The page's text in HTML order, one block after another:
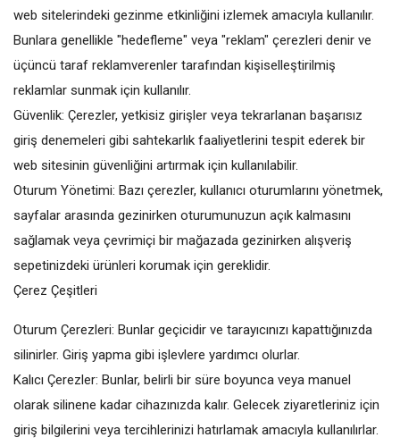
web sitelerindeki gezinme etkinliğini izlemek amacıyla kullanılır.
Bunlara genellikle "hedefleme" veya "reklam" çerezleri denir ve
üçüncü taraf reklamverenler tarafından kişiselleştirilmiş
reklamlar sunmak için kullanılır.
Güvenlik: Çerezler, yetkisiz girişler veya tekrarlanan başarısız
giriş denemeleri gibi sahtekarlık faaliyetlerini tespit ederek bir
web sitesinin güvenliğini artırmak için kullanılabilir.
Oturum Yönetimi: Bazı çerezler, kullanıcı oturumlarını yönetmek,
sayfalar arasında gezinirken oturumunuzun açık kalmasını
sağlamak veya çevrimiçi bir mağazada gezinirken alışveriş
sepetinizdeki ürünleri korumak için gereklidir.
Çerez Çeşitleri
Oturum Çerezleri: Bunlar geçicidir ve tarayıcınızı kapattığınızda
silinirler. Giriş yapma gibi işlevlere yardımcı olurlar.
Kalıcı Çerezler: Bunlar, belirli bir süre boyunca veya manuel
olarak silinene kadar cihazınızda kalır. Gelecek ziyaretleriniz için
giriş bilgilerini veya tercihlerinizi hatırlamak amacıyla kullanılırlar.